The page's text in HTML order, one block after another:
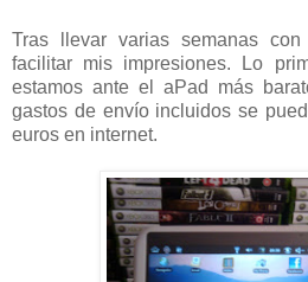
Tras llevar varias semanas
facilitar mis impresiones. Lo
estamos ante el aPad más
gastos de envío incluidos se
euros en internet.